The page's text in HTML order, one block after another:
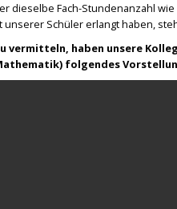
dieselbe Fach-Stundenanzahl
unserer Schüler erlangt haben,
vermitteln, haben unsere
folgendes